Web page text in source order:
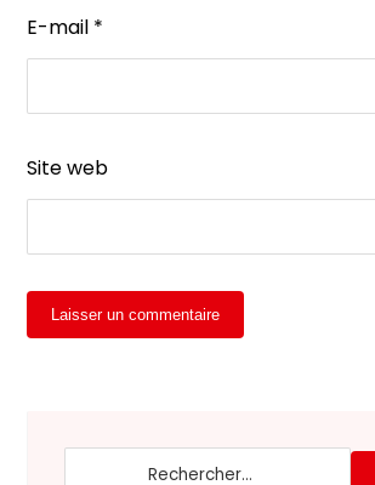
E-mail *
Site web
Laisser un commentaire